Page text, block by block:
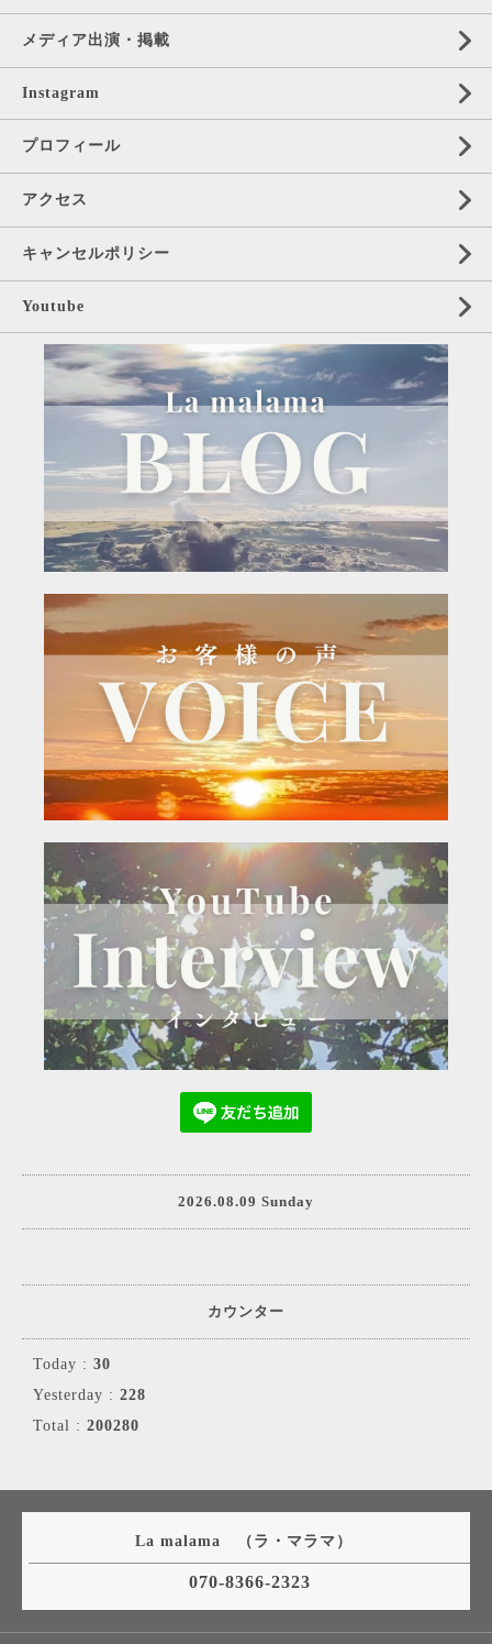
メディア出演・掲載
Instagram
プロフィール
アクセス
キャンセルポリシー
Youtube
2026.08.09 Sunday
カウンター
Today : 30
Yesterday : 228
Total : 200280
La malama （ラ・マラマ）
070-8366-2323